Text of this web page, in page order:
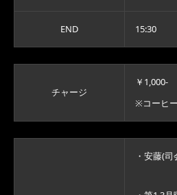
END 15:30
チャージ
￥1,000-
※コーヒ
・安藤(司